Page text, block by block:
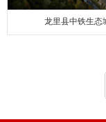
龙里县中铁生态